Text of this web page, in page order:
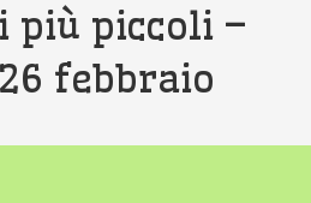
più piccoli –
febbraio